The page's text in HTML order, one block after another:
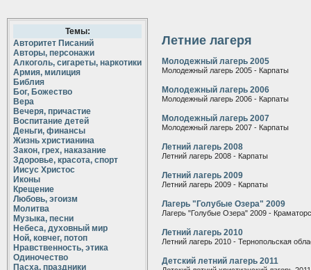
Темы:
Авторитет Писаний
Авторы, персонажи
Алкоголь, сигареты, наркотики
Армия, милиция
Библия
Бог, Божество
Вера
Вечеря, причастие
Воспитание детей
Деньги, финансы
Жизнь христианина
Закон, грех, наказание
Здоровье, красота, спорт
Иисус Христос
Иконы
Крещение
Любовь, эгоизм
Молитва
Музыка, песни
Небеса, духовный мир
Ной, ковчег, потоп
Нравственность, этика
Одиночество
Пасха, праздники
Летние лагеря
Молодежный лагерь 2005
Молодежный лагерь 2005 - Карпаты
Молодежный лагерь 2006
Молодежный лагерь 2006 - Карпаты
Молодежный лагерь 2007
Молодежный лагерь 2007 - Карпаты
Летний лагерь 2008
Летний лагерь 2008 - Карпаты
Летний лагерь 2009
Летний лагерь 2009 - Карпаты
Лагерь "Голубые Озера" 2009
Лагерь "Голубые Озера" 2009 -
Летний лагерь 2010
Летний лагерь 2010 - Тернопольская
Детский летний лагерь 2011